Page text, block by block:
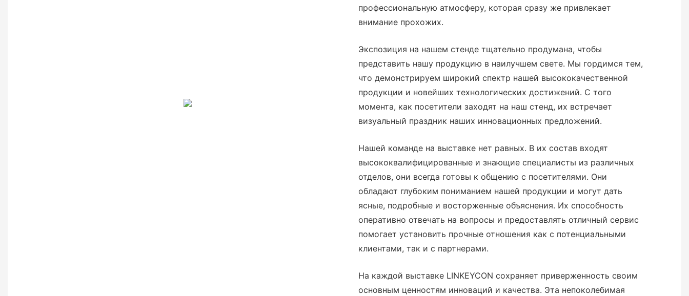
профессиональную атмосферу, которая сразу же привлекает
внимание прохожих.
Экспозиция на нашем стенде тщательно продумана, чтобы
представить нашу продукцию в наилучшем свете. Мы гордимся тем,
что демонстрируем широкий спектр нашей высококачественной
продукции и новейших технологических достижений. С того
момента, как посетители заходят на наш стенд, их встречает
визуальный праздник наших инновационных предложений.
Нашей команде на выставке нет равных. В их состав входят
высококвалифицированные и знающие специалисты из различных
отделов, они всегда готовы к общению с посетителями. Они
обладают глубоким пониманием нашей продукции и могут дать
ясные, подробные и восторженные объяснения. Их способность
оперативно отвечать на вопросы и предоставлять отличный сервис
помогает установить прочные отношения как с потенциальными
клиентами, так и с партнерами.
На каждой выставке LINKEYCON сохраняет приверженность своим
основным ценностям инноваций и качества. Эта непоколебимая